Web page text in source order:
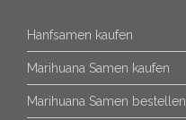
Hanfsamen kaufen
Marihuana Samen kaufen
Marihuana Samen bestellen